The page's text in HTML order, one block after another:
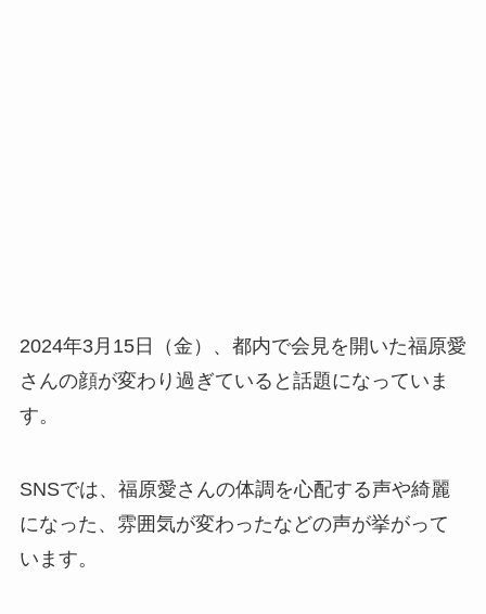
2024年3月15日（金）、都内で会見を開いた福原愛
さんの顔が変わり過ぎていると話題になっていま
す。
SNSでは、福原愛さんの体調を心配する声や綺麗
になった、雰囲気が変わったなどの声が挙がって
います。